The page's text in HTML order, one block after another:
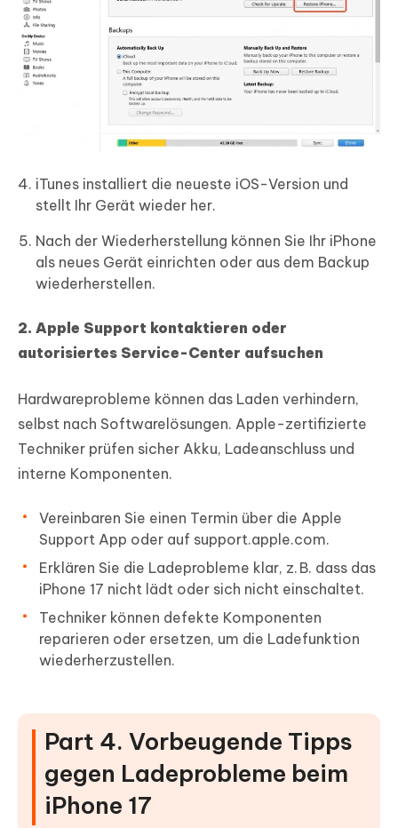
iTunes installiert die neueste iOS-Version und
stellt Ihr Gerät wieder her.
Nach der Wiederherstellung können Sie Ihr iPhone
als neues Gerät einrichten oder aus dem Backup
wiederherstellen.
2. Apple Support kontaktieren oder
autorisiertes Service-Center aufsuchen
Hardwareprobleme können das Laden verhindern,
selbst nach Softwarelösungen. Apple-zertifizierte
Techniker prüfen sicher Akku, Ladeanschluss und
interne Komponenten.
Vereinbaren Sie einen Termin über die Apple
Support App oder auf support.apple.com.
Erklären Sie die Ladeprobleme klar, z. B. dass das
iPhone 17 nicht lädt oder sich nicht einschaltet.
Techniker können defekte Komponenten
reparieren oder ersetzen, um die Ladefunktion
wiederherzustellen.
Part 4. Vorbeugende Tipps
gegen Ladeprobleme beim
iPhone 17